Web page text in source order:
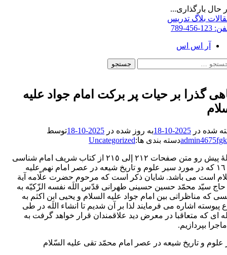
حال بارگذاری...
بلاگ تدریس
123-456-789
آر اس اس
گذرا بر حیات پر برکت امام جواد علیه
شده در 2025-10-18 به روز شده در 2025-10-18
توسط
دسته بندی ها:Uncategorized
مقالۀ پیش رو متن صفحات ٢١٢ إلی ٢١٥ از کتاب شریف امام شناسی
جلد ١٦ که در مورد سیر علوم و تاریخ شیعه در عصر امام نهم علیه
است می باشد. شایان ذکر است که مرحوم حضرت علّامه آیة
حاج سیّد محمّد حسین حسینی طهرانی قدّس اللَه نفسه الزّکیّه به
که مناظراتی بین امام جواد علیه السلام و یحیی ابن اکثم به
پیوسته اشاره می فرمایند لذا بر آن شدیم تا انشاء اللَه در طی
ای که متعاقبا در معرض دید علاقمندان قرار خواهد گرفت به
بپردازیم.
علوم و تاريخ شيعه در عصر امام محمّد تقى عليه السّلام‌